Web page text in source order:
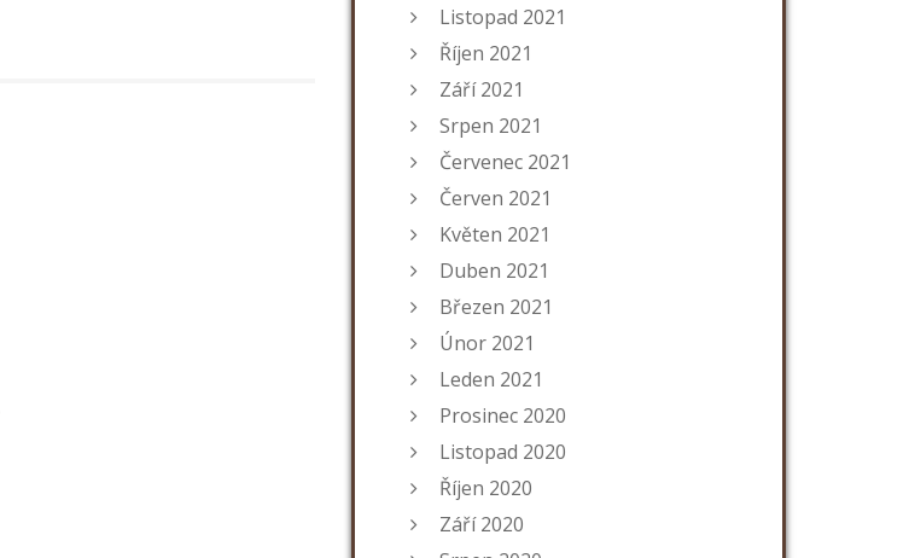
Listopad 2021
Říjen 2021
Září 2021
Srpen 2021
Červenec 2021
Červen 2021
Květen 2021
Duben 2021
Březen 2021
Únor 2021
Leden 2021
Prosinec 2020
Listopad 2020
Říjen 2020
Září 2020